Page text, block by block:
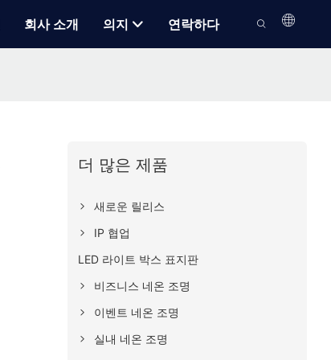
회사 소개 의지 연락하다
더 많은 제품
새로운 릴리스
IP 협업
LED 라이트 박스 표지판
비즈니스 네온 조명
이벤트 네온 조명
실내 네온 조명